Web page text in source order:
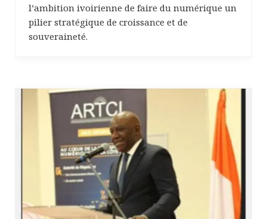
l’ambition ivoirienne de faire du numérique un
pilier stratégique de croissance et de
souveraineté.